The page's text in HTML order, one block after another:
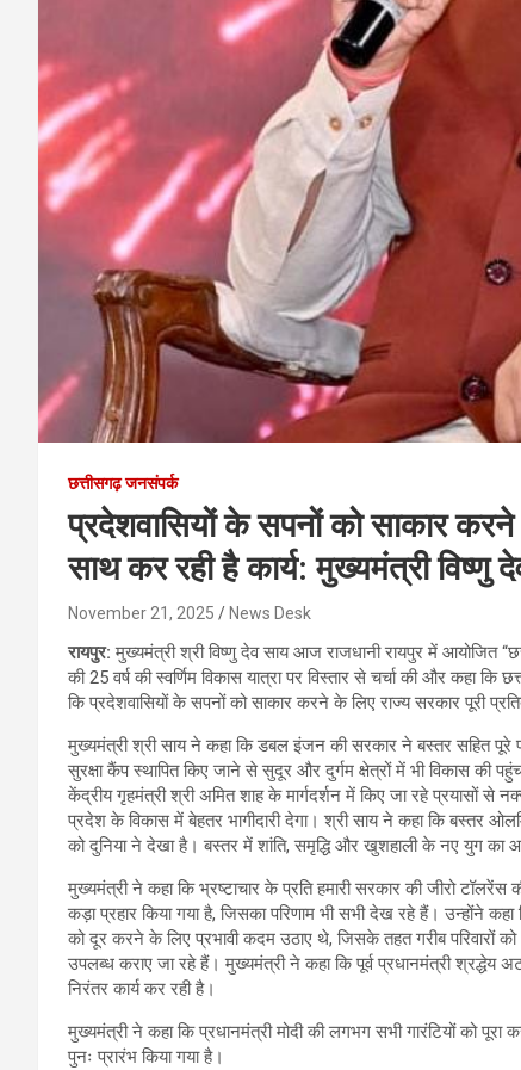
छत्तीसगढ़ जनसंपर्क
प्रदेशवासियों के सपनों को साकार करने
साथ कर रही है कार्य: मुख्यमंत्री विष्णु
November 21, 2025 News Desk
रायपुर:मुख्यमंत्री श्री विष्णु देव साय आज राजधानी रायपुर में आयोजित
की 25 वर्ष की स्वर्णिम विकास यात्रा पर विस्तार से चर्चा की और कहा
कि प्रदेशवासियों के सपनों को साकार करने के लिए राज्य सरकार पूरी
मुख्यमंत्री श्री साय ने कहा कि डबल इंजन की सरकार ने बस्तर सहित
सुरक्षा कैंप स्थापित किए जाने से सुदूर और दुर्गम क्षेत्रों में भी विकास की
केंद्रीय गृहमंत्री श्री अमित शाह के मार्गदर्शन में किए जा रहे प्रयासों
प्रदेश के विकास में बेहतर भागीदारी देगा। श्री साय ने कहा कि बस्तर
को दुनिया ने देखा है। बस्तर में शांति, समृद्धि और खुशहाली के नए युग का
मुख्यमंत्री ने कहा कि भ्रष्टाचार के प्रति हमारी सरकार की जीरो
कड़ा प्रहार किया गया है, जिसका परिणाम भी सभी देख रहे हैं। उन्होंने
को दूर करने के लिए प्रभावी कदम उठाए थे, जिसके तहत गरीब परिवारों
उपलब्ध कराए जा रहे हैं। मुख्यमंत्री ने कहा कि पूर्व प्रधानमंत्री श्रद्धेय
निरंतर कार्य कर रही है।
मुख्यमंत्री ने कहा कि प्रधानमंत्री मोदी की लगभग सभी गारंटियों को पूरा
पुनः प्रारंभ किया गया है।